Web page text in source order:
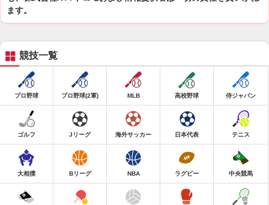
ます。
競技一覧
プロ野球 プロ野球(2軍) MLB 高校野球 侍ジャパン
ゴルフ Jリーグ 海外サッカー 日本代表 テニス
大相撲 Bリーグ NBA ラグビー 中央競馬